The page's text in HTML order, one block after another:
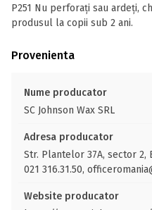
P251 Nu perforați sau ardeți,
produsul la copii sub 2 ani.
Provenienta
Nume producator
SC Johnson Wax SRL
Adresa producator
Str. Plantelor 37A, sector 2,
021 316.31.50,
Website producator